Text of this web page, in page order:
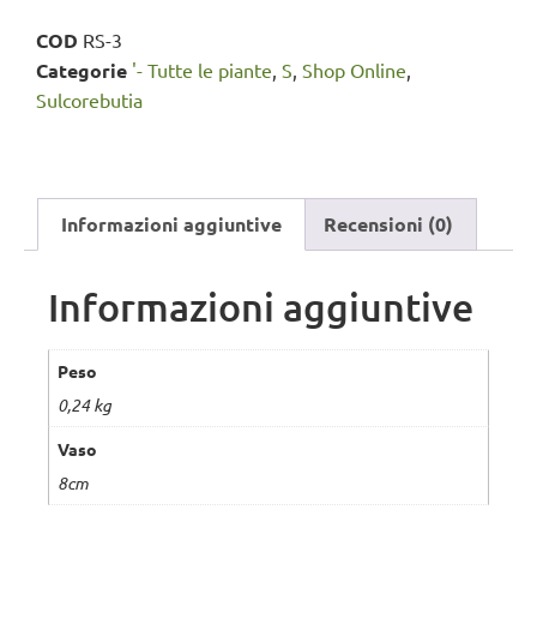
COD RS-3
Categorie '- Tutte le piante, S, Shop Online,
Sulcorebutia
Informazioni aggiuntive Recensioni (0)
Informazioni aggiuntive
Peso
0,24 kg
Vaso
8cm